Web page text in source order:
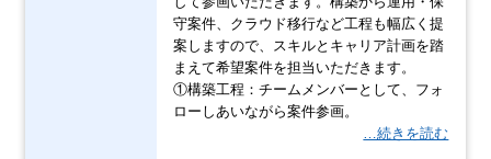
守案件、クラウド移行など工程も幅広く提
案しますので、スキルとキャリア計画を踏
まえて希望案件を担当いただきます。
①構築工程：チームメンバーとして、フォ
ローしあいながら案件参画。
…続きを読む